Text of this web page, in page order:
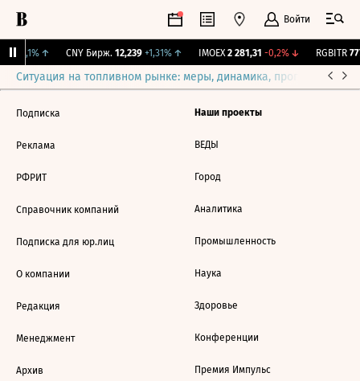
Войти
+0,1%↑ CNY Бирж. 12,239 +1,31%↑ IMOEX 2 281,31 -0,2%↓ RGBITR
Ситуация на топливном рынке: меры, динамика, прогнозы
Подписка
Реклама
РФРИТ
Справочник компаний
Подписка для юр.лиц
О компании
Редакция
Менеджмент
Архив
Наши проекты
ВЕДЫ
Город
Аналитика
Промышленность
Наука
Здоровье
Конференции
Премия Импульс